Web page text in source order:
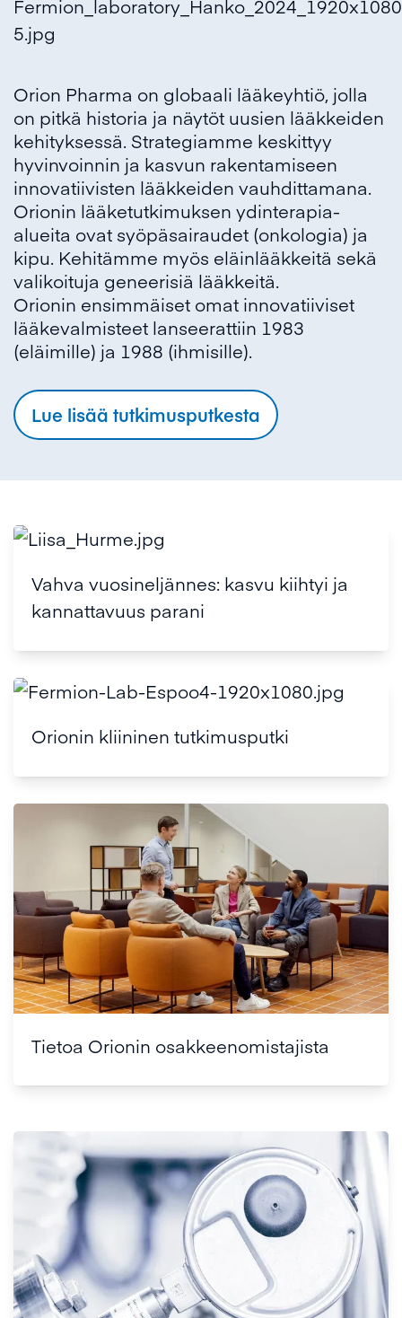
Orion Pharma on globaali lääkeyhtiö, jolla
on pitkä historia ja näytöt uusien lääkkeiden
kehityksessä. Strategiamme keskittyy
hyvinvoinnin ja kasvun rakentamiseen
innovatiivisten lääkkeiden vauhdittamana.
Orionin lääketutkimuksen ydinterapia-
alueita ovat syöpäsairaudet (onkologia) ja
kipu. Kehitämme myös eläinlääkkeitä sekä
valikoituja geneerisiä lääkkeitä.
Orionin ensimmäiset omat innovatiiviset
lääkevalmisteet lanseerattiin 1983
(eläimille) ja 1988 (ihmisille).
Lue lisää tutkimusputkesta
Vahva vuosineljännes: kasvu kiihtyi ja
kannattavuus parani
Orionin kliininen tutkimusputki
Tietoa Orionin osakkeenomistajista